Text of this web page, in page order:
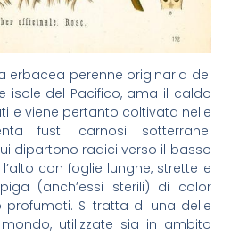
erbacea perenne originaria del
isole del Pacifico, ama il caldo
e viene pertanto coltivata nelle
fusti carnosi sotterranei
dipartono radici verso il basso
con foglie lunghe, strette e
(anch’essi sterili) di color
Si tratta di una delle
utilizzate sia in ambito